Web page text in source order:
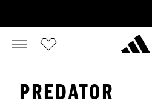
PREDATOR